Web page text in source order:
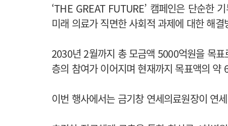
‘THE GREAT FUTURE’ 캠페인은 단순한
미래 의료가 직면한 사회적 과제에 대한 해
2030년 2월까지 총 모금액 5000억원을 목
층의 참여가 이어지며 현재까지 목표액의
이번 행사에서는 금기창 연세의료원장이 연